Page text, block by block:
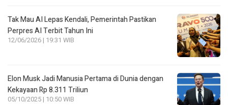
Tak Mau AI Lepas Kendali, Pemerintah Pastikan
Perpres AI Terbit Tahun Ini
12/06/2026 | 19:31 WIB
Elon Musk Jadi Manusia Pertama di Dunia dengan
Kekayaan Rp 8.311 Triliun
05/10/2025 | 10:50 WIB